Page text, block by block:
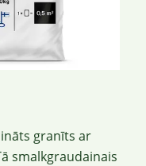
granīts ar
smalkgraudainais